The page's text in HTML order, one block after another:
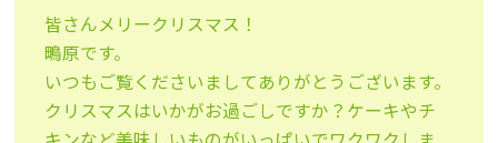
皆さんメリークリスマス！
鴫原です。
いつもご覧くださいましてありがとうございます。
クリスマスはいかがお過ごしですか？ケーキやチ